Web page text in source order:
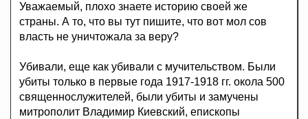
Уважаемый, плохо знаете историю своей же
страны. А то, что вы тут пишите, что вот мол сов
власть не уничтожала за веру?
Убивали, еще как убивали с мучительством. Были
убиты только в первые года 1917-1918 гг. окола 500
священнослужителей, были убиты и замучены
митрополит Владимир Киевский, епископы